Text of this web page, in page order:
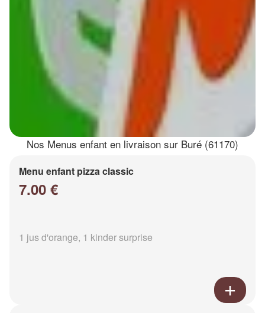
Nos Menus enfant en livraison sur Buré (61170)
Menu enfant pizza classic
7.00 €
1 jus d'orange, 1 kinder surprise